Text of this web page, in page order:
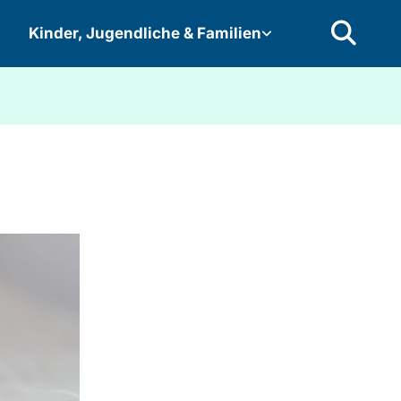
Kinder, Jugendliche & Familien